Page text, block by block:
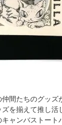
間たちのグッズ
を揃えて推し活
ャンバストート